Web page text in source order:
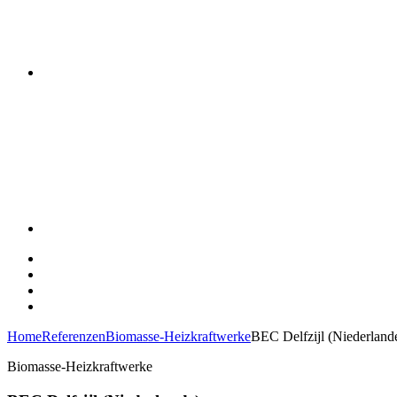
HomeReferenzenBiomasse-HeizkraftwerkeBEC Delfzijl
Biomasse-Heizkraftwerke